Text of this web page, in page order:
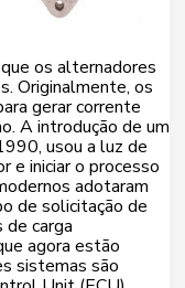
os alternadores
Originalmente, os
gerar corrente
A introdução de um
usou a luz de
e iniciar o processo
adotaram
de solicitação de
de carga
agora estão
sistemas são